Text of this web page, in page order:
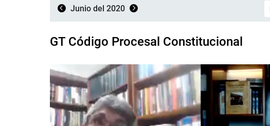
Junio del 2020
GT Código Procesal Constitucional